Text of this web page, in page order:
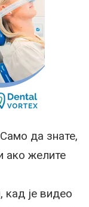
да знате,
ако желите
кад је видео